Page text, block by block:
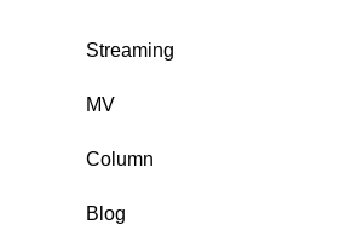
Streaming
MV
Column
Blog